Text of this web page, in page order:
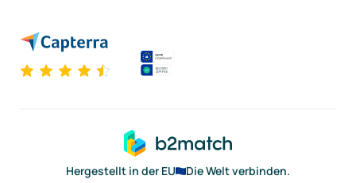
Hergestellt in der EU
Die Welt verbinden.